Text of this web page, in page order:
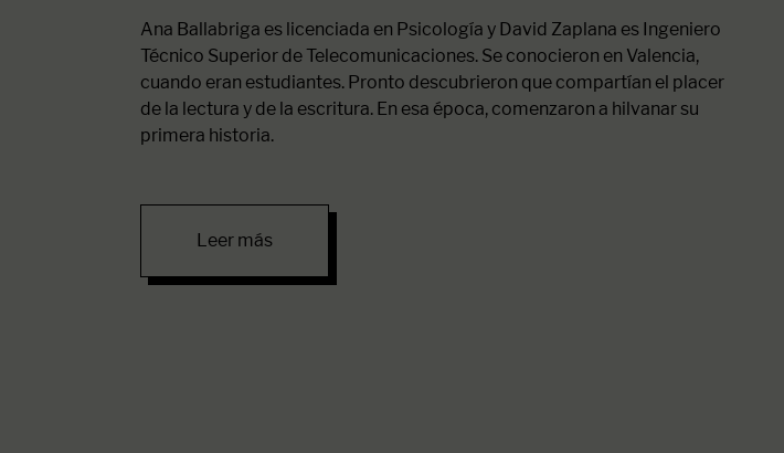
Ana Ballabriga es licenciada en Psicología y David Zaplana es Ingeniero
Técnico Superior de Telecomunicaciones. Se conocieron en Valencia,
cuando eran estudiantes. Pronto descubrieron que compartían el placer
de la lectura y de la escritura. En esa época, comenzaron a hilvanar su
primera historia.
Leer más